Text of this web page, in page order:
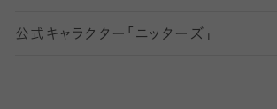
公式キャラクター「ニッターズ」